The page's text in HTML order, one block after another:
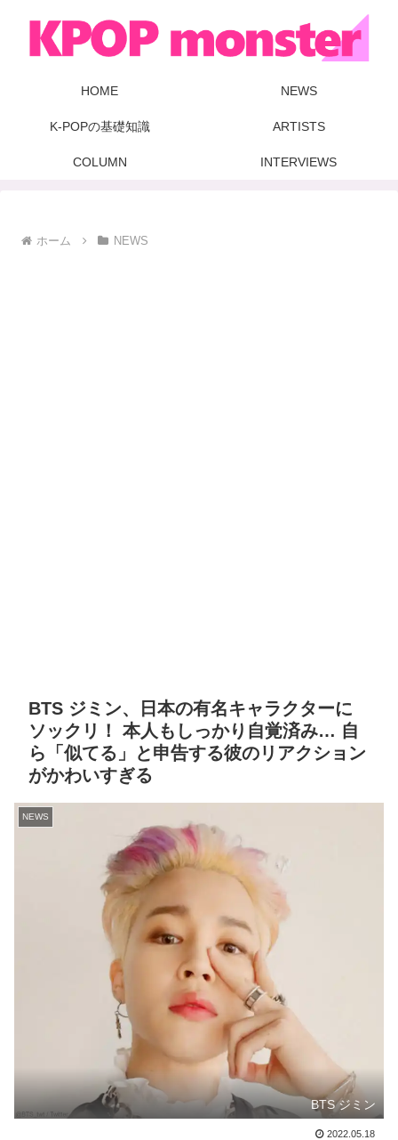
HOME NEWS
K-POPの基礎知識 ARTISTS
COLUMN INTERVIEWS
ホーム NEWS
BTS ジミン、日本の有名キャラクターに
ソックリ！ 本人もしっかり自覚済み… 自
ら「似てる」と申告する彼のリアクション
がかわいすぎる
NEWS
BTS ジミン
2022.05.18